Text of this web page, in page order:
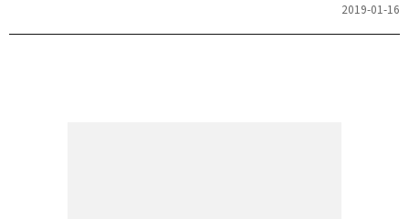
2019-01-16